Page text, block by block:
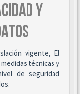
Y
vigente, El
técnicas y
de seguridad